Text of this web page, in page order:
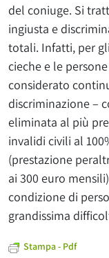
del coniuge. Si
ingiusta e
totali. Infatti, per
cieche e le
considerato
discriminazione –
eliminata al più
invalidi civili al
(prestazione
ai 300 euro
condizione di
grandissima
Stampa - Pdf